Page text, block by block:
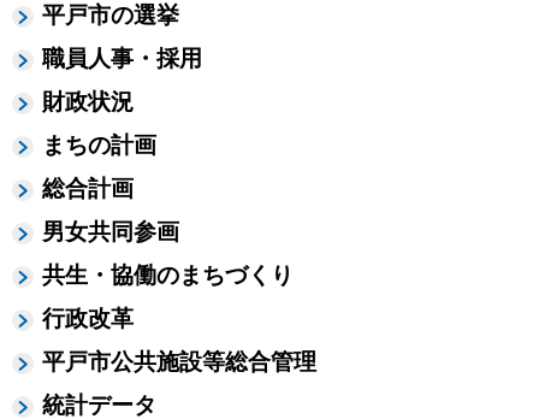
平戸市の選挙
職員人事・採用
財政状況
まちの計画
総合計画
男女共同参画
共生・協働のまちづくり
行政改革
平戸市公共施設等総合管理
統計データ